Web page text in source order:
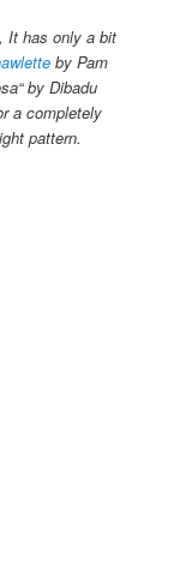
It has only a bit
by Pam
by Dibadu
a completely
pattern.